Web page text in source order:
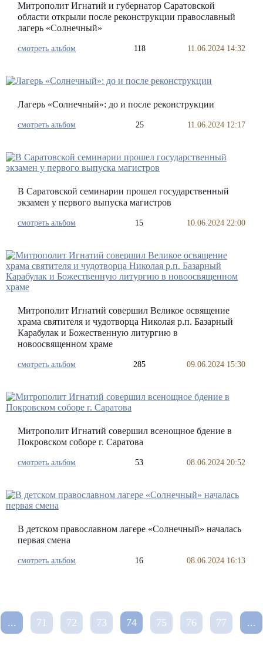
Митрополит Игнатий и губернатор Саратовской
области открыли после реконструкции православный
лагерь «Солнечный»
смотреть альбом 118 11.06.2024 14:32
Лагерь «Солнечный»: до и после реконструкции
смотреть альбом 25 11.06.2024 12:17
В Саратовской семинарии прошел государственный
экзамен у первого выпуска магистров
смотреть альбом 15 10.06.2024 22:00
Митрополит Игнатий совершил Великое освящение
храма святителя и чудотворца Николая р.п. Базарный
Карабулак и Божественную литургию в
новоосвященном храме
смотреть альбом 285 09.06.2024 15:30
Митрополит Игнатий совершил всенощное бдение в
Покровском соборе г. Саратова
смотреть альбом 53 08.06.2024 20:52
В детском православном лагере «Солнечный» началась
первая смена
смотреть альбом 16 08.06.2024 16:13
... 71 72 73 74 75 76 77 ...